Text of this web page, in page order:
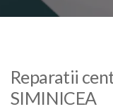
Reparatii
SIMINICEA